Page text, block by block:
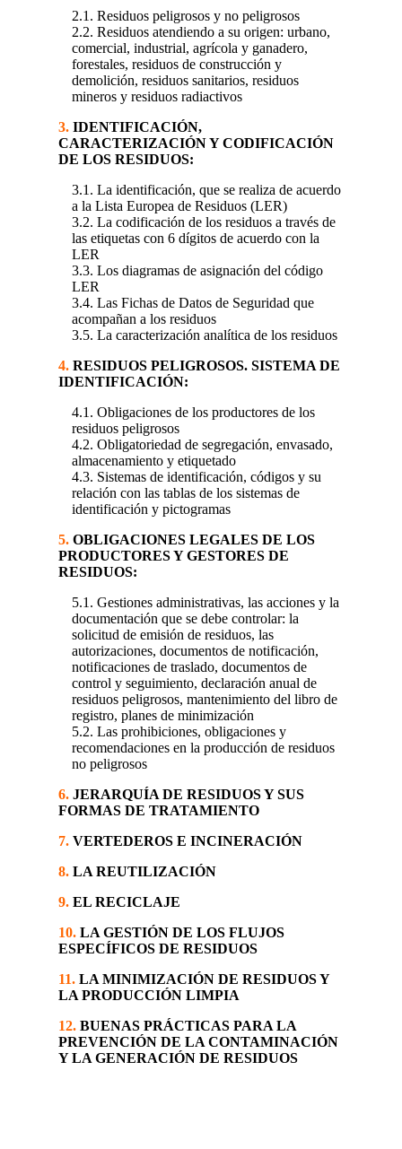
2.1. Residuos peligrosos y no peligrosos
2.2. Residuos atendiendo a su origen: urbano,
comercial, industrial, agrícola y ganadero,
forestales, residuos de construcción y
demolición, residuos sanitarios, residuos
mineros y residuos radiactivos
3.IDENTIFICACIÓN,
CARACTERIZACIÓN Y CODIFICACIÓN
DE LOS RESIDUOS:
3.1. La identificación, que se realiza de acuerdo
a la Lista Europea de Residuos (LER)
3.2. La codificación de los residuos a través de
las etiquetas con 6 dígitos de acuerdo con la
LER
3.3. Los diagramas de asignación del código
LER
3.4. Las Fichas de Datos de Seguridad que
acompañan a los residuos
3.5. La caracterización analítica de los residuos
4.RESIDUOS PELIGROSOS. SISTEMA DE
IDENTIFICACIÓN:
4.1. Obligaciones de los productores de los
residuos peligrosos
4.2. Obligatoriedad de segregación, envasado,
almacenamiento y etiquetado
4.3. Sistemas de identificación, códigos y su
relación con las tablas de los sistemas de
identificación y pictogramas
5.OBLIGACIONES LEGALES DE LOS
PRODUCTORES Y GESTORES DE
RESIDUOS:
5.1. Gestiones administrativas, las acciones y la
documentación que se debe controlar: la
solicitud de emisión de residuos, las
autorizaciones, documentos de notificación,
notificaciones de traslado, documentos de
control y seguimiento, declaración anual de
residuos peligrosos, mantenimiento del libro de
registro, planes de minimización
5.2. Las prohibiciones, obligaciones y
recomendaciones en la producción de residuos
no peligrosos
6.JERARQUÍA DE RESIDUOS Y SUS
FORMAS DE TRATAMIENTO
7.VERTEDEROS E INCINERACIÓN
8.LA REUTILIZACIÓN
9.EL RECICLAJE
10.LA GESTIÓN DE LOS FLUJOS
ESPECÍFICOS DE RESIDUOS
11.LA MINIMIZACIÓN DE RESIDUOS Y
LA PRODUCCIÓN LIMPIA
12.BUENAS PRÁCTICAS PARA LA
PREVENCIÓN DE LA CONTAMINACIÓN
Y LA GENERACIÓN DE RESIDUOS